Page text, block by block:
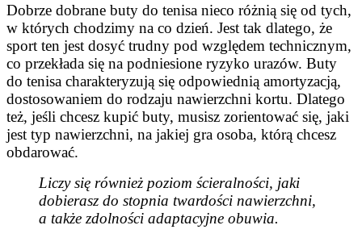
Dobrze dobrane buty do tenisa nieco różnią się od tych,
w których chodzimy na co dzień. Jest tak dlatego, że
sport ten jest dosyć trudny pod względem technicznym,
co przekłada się na podniesione ryzyko urazów. Buty
do tenisa charakteryzują się odpowiednią amortyzacją,
dostosowaniem do rodzaju nawierzchni kortu. Dlatego
też, jeśli chcesz kupić buty, musisz zorientować się, jaki
jest typ nawierzchni, na jakiej gra osoba, którą chcesz
obdarować.
Liczy się również poziom ścieralności, jaki
dobierasz do stopnia twardości nawierzchni,
a także zdolności adaptacyjne obuwia.